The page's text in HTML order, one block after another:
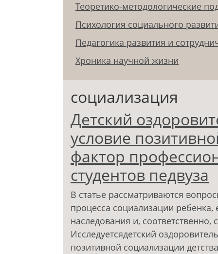
Теоретико-методологические
Психология социального
Педагогика развития и
Хроника научной жизни
социализация
Детский
условие
фактор
студентов педвуза
В статье рассматриваются
процесса социализации
наследования и,
Исследуетсядетский
позитивной социализации